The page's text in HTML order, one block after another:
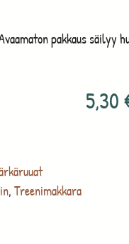
pakkaus säilyy
5,30
, Treenimakkara